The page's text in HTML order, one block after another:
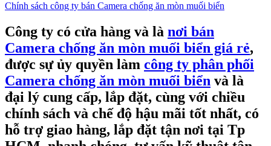
Chính sách công ty bán Camera chống ăn mòn muối biển
Công ty có cửa hàng và là nơi bán
Camera chống ăn mòn muối biển giá rẻ,
được sự ủy quyền làm công ty phân phối
Camera chống ăn mòn muối biển và là
đại lý cung cấp, lắp đặt, cùng với chiều
chính sách và chế độ hậu mãi tốt nhất, có
hỗ trợ giao hàng, lắp đặt tận nơi tại Tp